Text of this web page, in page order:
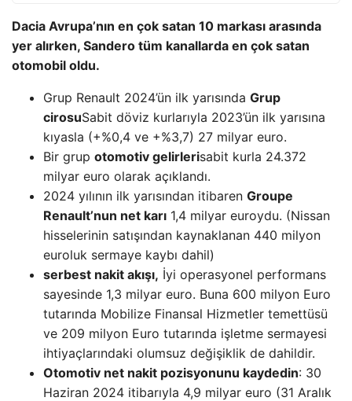
Dacia Avrupa’nın en çok satan 10 markası arasında
yer alırken, Sandero tüm kanallarda en çok satan
otomobil oldu.
Grup Renault 2024’ün ilk yarısında Grup
cirosuSabit döviz kurlarıyla 2023’ün ilk yarısına
kıyasla (+%0,4 ve +%3,7) 27 milyar euro.
Bir grup otomotiv gelirlerisabit kurla 24.372
milyar euro olarak açıklandı.
2024 yılının ilk yarısından itibaren Groupe
Renault’nun net karı 1,4 milyar euroydu. (Nissan
hisselerinin satışından kaynaklanan 440 milyon
euroluk sermaye kaybı dahil)
serbest nakit akışı, İyi operasyonel performans
sayesinde 1,3 milyar euro. Buna 600 milyon Euro
tutarında Mobilize Finansal Hizmetler temettüsü
ve 209 milyon Euro tutarında işletme sermayesi
ihtiyaçlarındaki olumsuz değişiklik de dahildir.
Otomotiv net nakit pozisyonunu kaydedin: 30
Haziran 2024 itibarıyla 4,9 milyar euro (31 Aralık